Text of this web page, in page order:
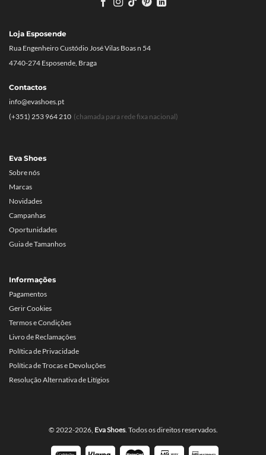
Eva Shoes
Sobre nós
Marcas
Novidades
Campanhas
Oportunidades
Guia de Tamanhos
Informações
Pagamentos
Gerir Cookies
Termos e Condições
Livro de Reclamações
Política de Privacidade
Política de Trocas e Devoluções
Resolução Alternativa de Litígios
Loja Esposende
Rua Engenheiro Custódio José Vilas Boas n 54
4740-274 Esposende, Braga
Contactos
info@evashoes.pt
(+351) 253 964 210 (chamada para rede fixa nacional)
© 2022-2026, Eva Shoes. Todos os direitos reservados.